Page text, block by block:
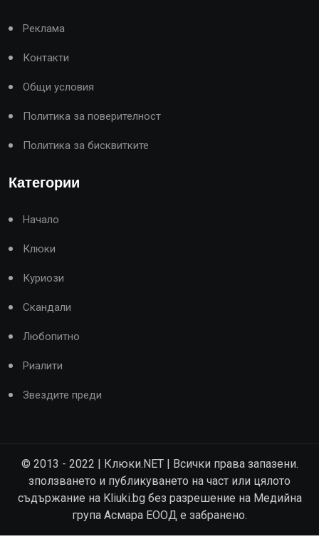
Реклама
Контакти
Общи условия
Политика за поверителност
Политика за бисквитките
Категории
Начало
Клюки
Куриози
Скандали
Любопитно
Риалити
Звездите преди
© 2013 - 2022 | Клюки.NET | Всички права запазени.
зползването и публикуването на част или цялото
съдържание на Kliuki.bg без разрешение на Медийна
група Асмара ЕООД е забранено.